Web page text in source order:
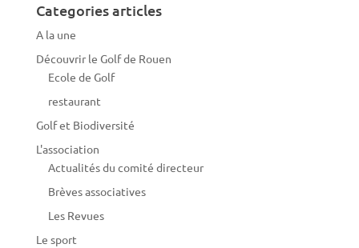
Categories articles
A la une
Découvrir le Golf de Rouen
Ecole de Golf
restaurant
Golf et Biodiversité
L'association
Actualités du comité directeur
Brèves associatives
Les Revues
Le sport